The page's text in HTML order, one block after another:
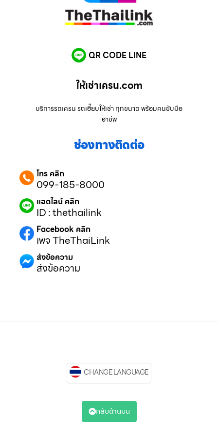
QR CODE LINE
ให้เช่าเครน.com
บริการรถเครน รถเฮี๊ยบให้เช่า ทุกขนาด พร้อมคนขับมือ
อาชีพ
ช่องทางติดต่อ
โทร คลิก
099-185-8000
แอดไลน์ คลิก
ID : thethailink
Facebook คลิก
เพจ TheThaiLink
ส่งข้อความ
ส่งข้อความ
CHANGE LANGUAGE
กลับด้านบน